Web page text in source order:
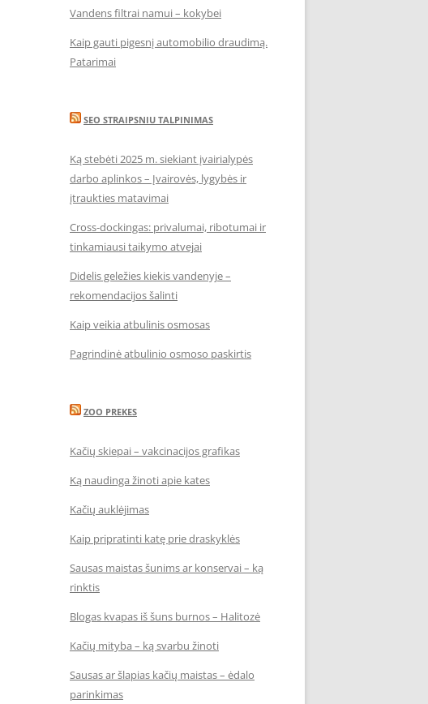
Vandens filtrai namui – kokybei
Kaip gauti pigesnį automobilio draudimą.
Patarimai
SEO STRAIPSNIU TALPINIMAS
Ką stebėti 2025 m. siekiant įvairialypės
darbo aplinkos – Įvairovės, lygybės ir
įtraukties matavimai
Cross-dockingas: privalumai, ribotumai ir
tinkamiausi taikymo atvejai
Didelis geležies kiekis vandenyje –
rekomendacijos šalinti
Kaip veikia atbulinis osmosas
Pagrindinė atbulinio osmoso paskirtis
ZOO PREKES
Kačių skiepai – vakcinacijos grafikas
Ką naudinga žinoti apie kates
Kačių auklėjimas
Kaip pripratinti katę prie draskyklės
Sausas maistas šunims ar konservai – ką
rinktis
Blogas kvapas iš šuns burnos – Halitozė
Kačių mityba – ką svarbu žinoti
Sausas ar šlapias kačių maistas – ėdalo
parinkimas